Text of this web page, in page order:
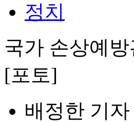
정치
국가 손상예
[포토]
배정한 기자